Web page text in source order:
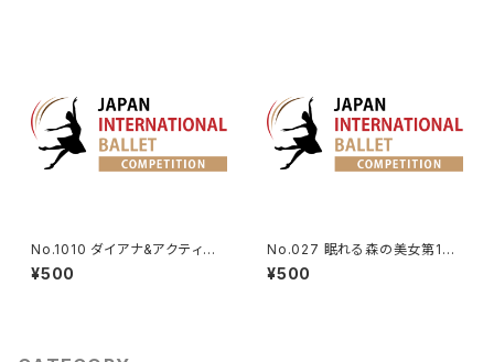
No.1010 ダイアナ&アクティオ
ンより男性Va.
¥500
No.027 眠れる森の美女第1幕
よりオーロラ姫のVa.
¥500